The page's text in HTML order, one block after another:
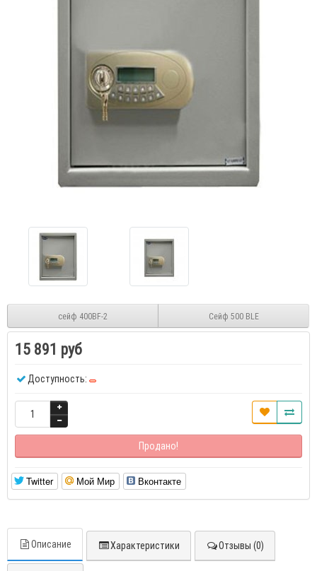
сейф 400BF-2 Сейф 500 BLE
15 891 руб
Доступность:
Продано!
Twitter Мой Мир Вконтакте
Описание Характеристики Отзывы (0)